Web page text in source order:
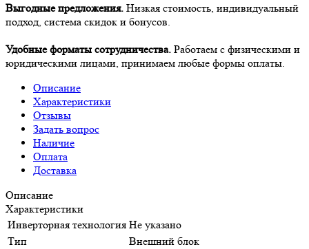
Выгодные предложения. Низкая стоимость, индивидуальный
подход, система скидок и бонусов.
Удобные форматы сотрудничества. Работаем с физическими и
юридическими лицами, принимаем любые формы оплаты.
Описание
Характеристики
Отзывы
Задать вопрос
Наличие
Оплата
Доставка
Описание
Характеристики
Инверторная технология Не указано
Тип
Внешний блок